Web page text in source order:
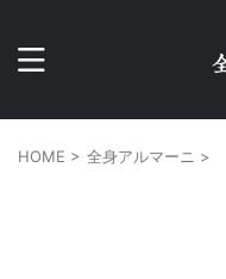
HOME > 全身アルマーニ >